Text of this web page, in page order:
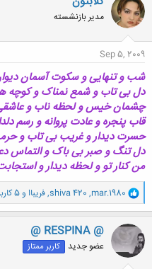
ش
ه
ا
مدیر بازنشسته
Sep 5, 2009
شب وتنهایی و سکوت آسمان
دل بی تاب و شمع نمناک و
چشمان خیس و لحظه ناب و عاشقی
قاب پنجره و عادت پروانه و رسم
حسرت دیدار و غریب بی تاب و
دل تنگ و صبر بی باک و التماس
من کنار تو و لحظه دیدار و
و
ا
ک
ن
ش
ه
ا
mar.1980
,
shiva 420
,فریباا و 5 کاربر دیگر
@ RESPINA @
عضو جدید کاربر ممتاز